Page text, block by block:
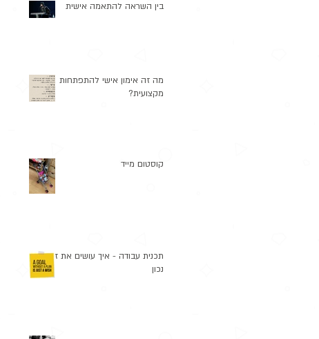
בין השראה להתאמה אישית
מה זה אימון אישי להתפתחות
מקצועית?
קוסטום מייד
תכנית עבודה - איך עושים את זה
נכון